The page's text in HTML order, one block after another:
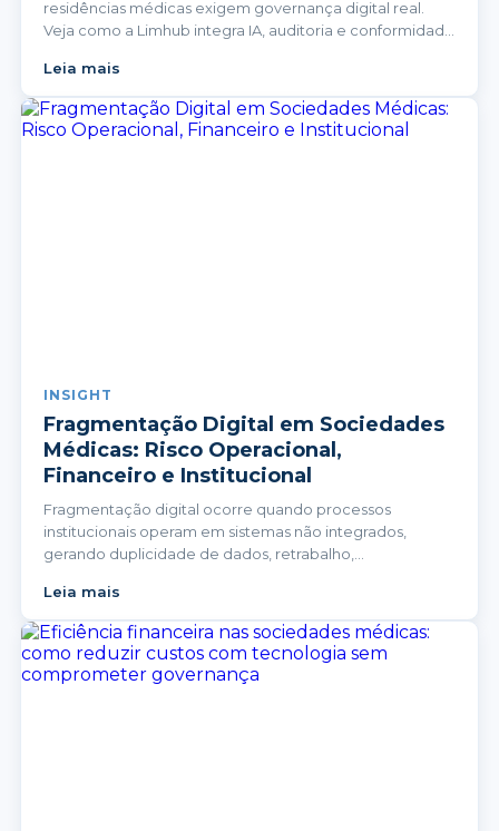
residências médicas exigem governança digital real.
Veja como a Limhub integra IA, auditoria e conformidade
Leia mais
INSIGHT
Fragmentação Digital em Sociedades
Médicas: Risco Operacional,
Financeiro e Institucional
Fragmentação digital ocorre quando processos
institucionais operam em sistemas não integrados,
gerando duplicidade de dados, retrabalho,
Leia mais